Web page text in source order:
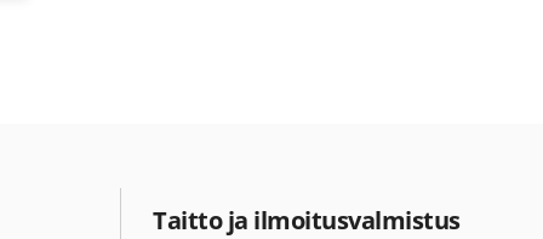
Taitto ja ilmoitusvalmistus